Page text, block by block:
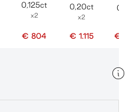
0,125ct
x2
€ 804
0,20ct
x2
€ 1.115 €